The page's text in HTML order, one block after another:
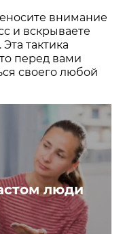
внимание
и вскрываете
тактика
перед вами
своего любой
люди